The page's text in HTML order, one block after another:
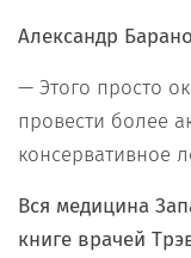
Александр
— Этого просто
провести более
консервативное
Вся медицина
книге врачей